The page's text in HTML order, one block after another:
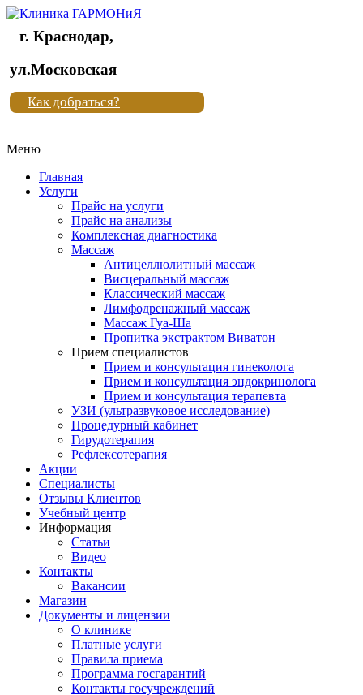
Клиника
"Новая
жизнь"
Клиника
жизнь"
г. Краснодар,
ул.Московская
Как добраться?
Меню
Главная
Услуги
Прайс на услуги
Прайс на анализы
Комплексная диагностика
Массаж
Антицеллюлитный массаж
Висцеральный массаж
Классический массаж
Лимфодренажный массаж
Массаж Гуа-Ша
Пропитка экстрактом Виватон
Прием специалистов
Прием и консультация гинеколога
Прием и консультация эндокринолога
Прием и консультация терапевта
УЗИ (ультразвуковое исследование)
Процедурный кабинет
Гирудотерапия
Рефлексотерапия
Акции
Специалисты
Отзывы Клиентов
Учебный центр
Информация
Статьи
Видео
Контакты
Вакансии
Магазин
Документы и лицензии
О клинике
Платные услуги
Правила приема
Программа госгарантий
Контакты госучреждений